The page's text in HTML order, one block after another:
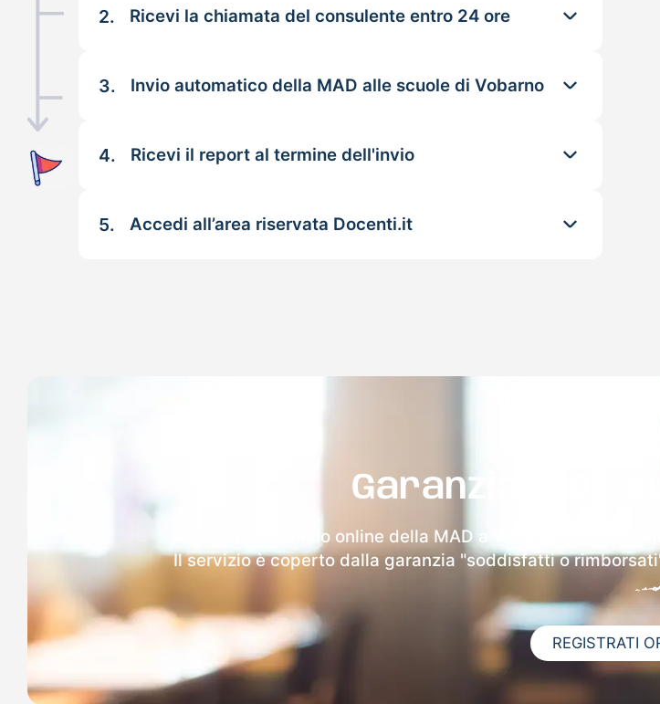
2. Ricevi la chiamata del consulente entro 24 ore
3. Invio automatico della MAD alle scuole di Vobarno
4. Ricevi il report al termine dell'invio
5. Accedi all’area riservata Docenti.it
Garanzia 100%
Dopo l'invio online della MAD a Vobarno riceverai
Il servizio è coperto dalla garanzia "soddisfatti o
REGISTRATI